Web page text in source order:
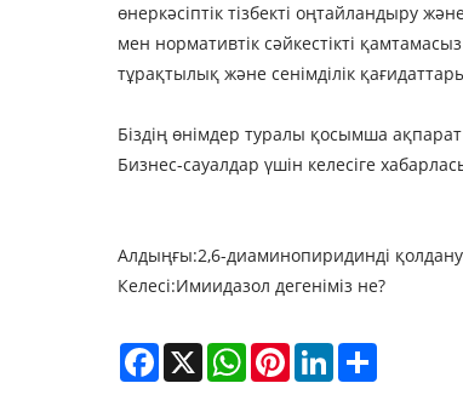
өнеркәсіптік тізбекті оңтайландыру
мен нормативтік сәйкестікті
тұрақтылық және сенімділік
Біздің өнімдер туралы қосымша
Бизнес-сауалдар үшін келесіге
Алдыңғы:2,6-диаминопиридинді
Келесі:Имиидазол дегеніміз не?
Facebook
X WhatsAppPinterestLinkedIn